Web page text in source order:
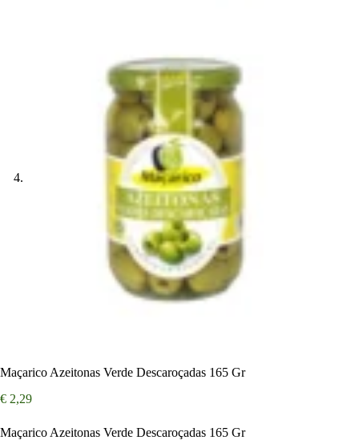
Maçarico Azeitonas Verde Descaroçadas 165 Gr
€ 2,29
Maçarico Azeitonas Verde Descaroçadas 165 Gr